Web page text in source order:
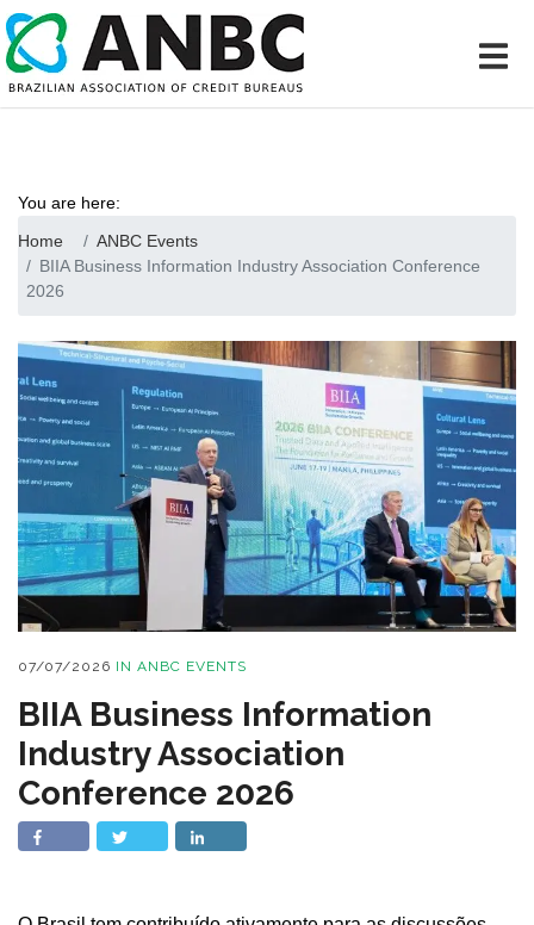
You are here:
Home
ANBC Events
BIIA Business Information Industry Association Conference
2026
07/07/2026 IN ANBC EVENTS
BIIA Business Information
Industry Association
Conference 2026